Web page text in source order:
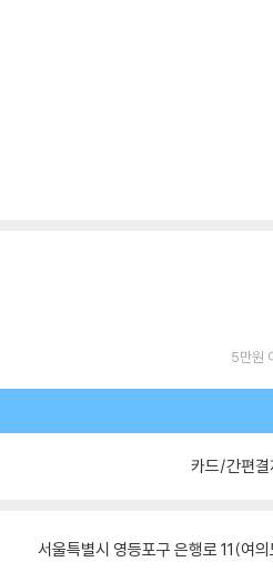
5만원
카드/간편결
서울특별시 영등포구 은행로 11(여